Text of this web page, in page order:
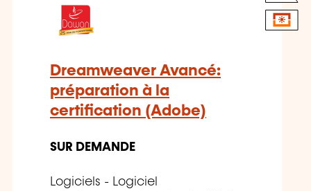
Dreamweaver Avancé:
préparation à la
certification (Adobe)
SUR DEMANDE
Logiciels - Logiciel